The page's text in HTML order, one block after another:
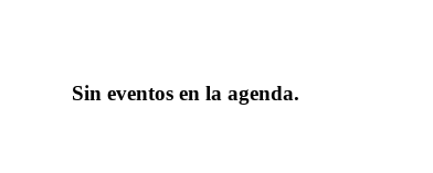
Sin eventos en la agenda.